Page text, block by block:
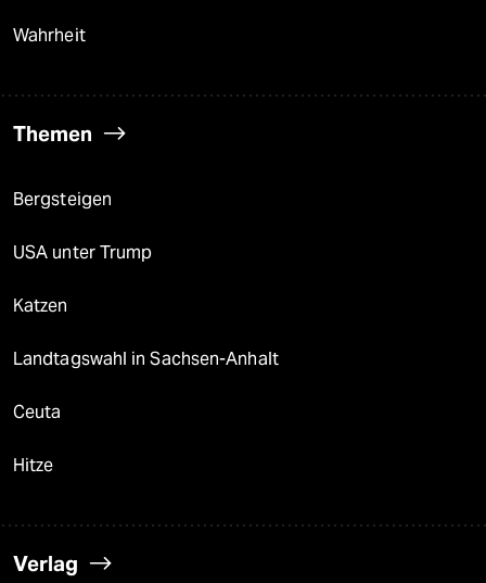
Wahrheit
Themen
Bergsteigen
USA unter Trump
Katzen
Landtagswahl in Sachsen-Anhalt
Ceuta
Hitze
Verlag